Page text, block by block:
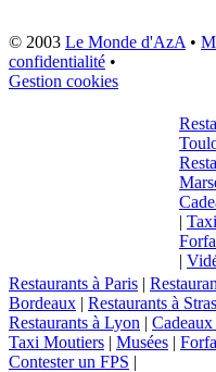
© 2003 Le Monde d'AzA •
confidentialité •
Gestion cookies
|
|
Restaurants à Paris |
Bordeaux | Restaurants à
Restaurants à Lyon |
Taxi Moutiers | Musées |
Contester un FPS |